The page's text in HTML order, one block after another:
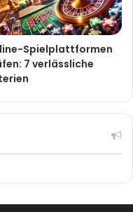
Spielplattformen
7 verlässliche